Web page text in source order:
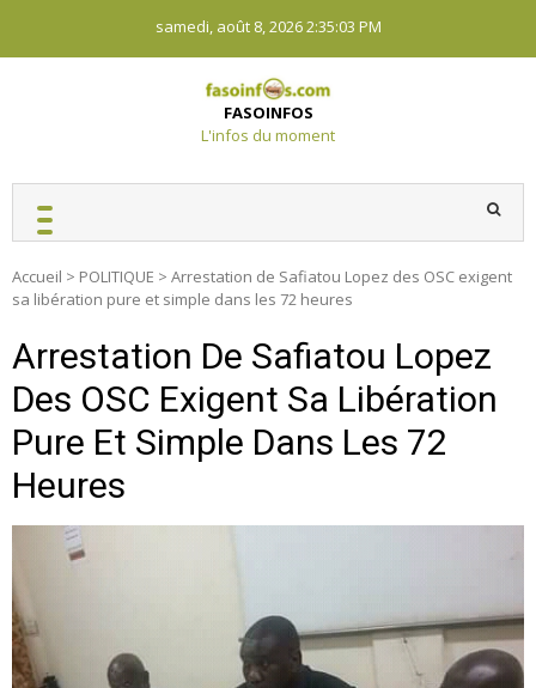
content
samedi, août 8, 20262:35:03 PM
FASOINFOS
L'infos du moment
Accueil > POLITIQUE > Arrestation de Safiatou Lopez des OSC exigent
sa libération pure et simple dans les 72 heures
Arrestation De Safiatou Lopez
Des OSC Exigent Sa Libération
Pure Et Simple Dans Les 72
Heures